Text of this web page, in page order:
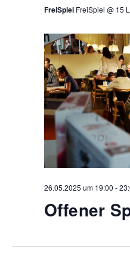
FreiSpiel FreiSpiel @ 15
26.05.2025 um 19:00 -
Offener